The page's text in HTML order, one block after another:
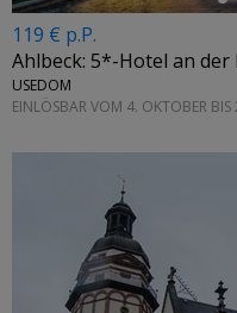
119 € p.P.
Ahlbeck: 5*-Hotel an der
USEDOM
EINLÖSBAR VOM 4. OKTOBER
←